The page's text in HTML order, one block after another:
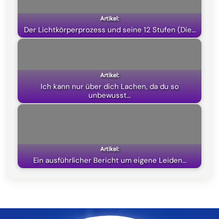
o
k
a
m
p
p
t
e
Der Lichtkörperprozess und seine 12 Stufen (Die…
Ich kann nur über dich Lachen, da du so
unbewusst…
Ein ausführlicher Bericht um eigene Leiden…